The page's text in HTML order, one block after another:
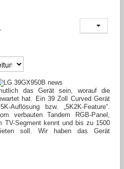
das Gerät sein, worauf die
hat. Ein 39 Zoll Curved Gerät
Auflösung bzw. „5K2K-Feature“.
verbauten Tandem RGB-Panel,
TV-Segment kennt und bis zu 1500
soll. Wir haben das Gerät